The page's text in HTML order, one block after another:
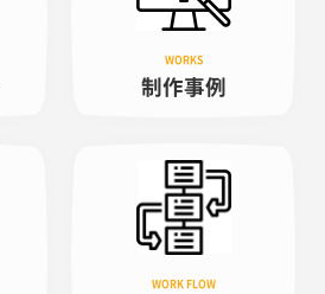
制作事例